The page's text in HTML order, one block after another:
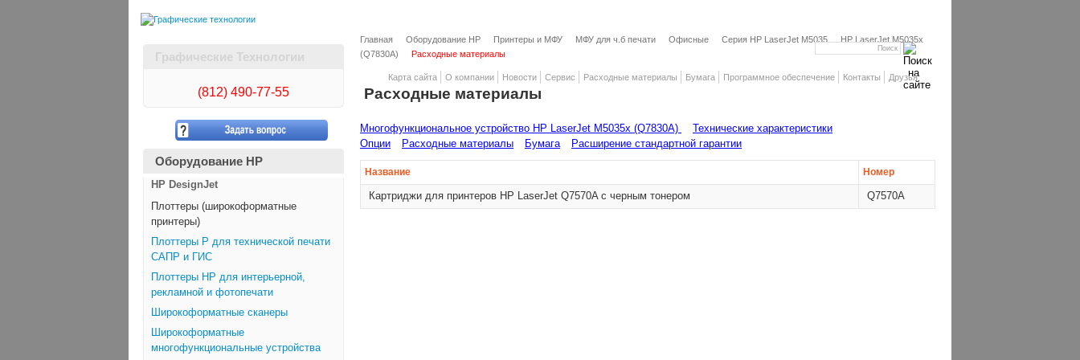
Карта сайта О компании Новости Сервис Расходные материалы Бумага Программное обеспечение Контакты Друзья
Графические Технологии
(812) 490-77-55
Оборудование HP
HP DesignJet
Плоттеры (широкоформатные
принтеры)
Плоттеры Р для технической печати
САПР и ГИС
Плоттеры НР для интерьерной,
рекламной и фотопечати
Широкоформатные сканеры
Широкоформатные
многофункциональные устройства
Главная Оборудование HP Принтеры и МФУ МФУ для ч.б печати Офисные Серия HP LaserJet M5035
HP LaserJet M5035x
(Q7830A)
Расходные материалы
Расходные материалы
Многофункциональное устройство HP LaserJet M5035x (Q7830A)
Технические характеристики
Опции
Расходные материалы Бумага Расширение стандартной гарантии
Название Номер
Картриджи для принтеров HP LaserJet Q7570A с черным тонером Q7570A